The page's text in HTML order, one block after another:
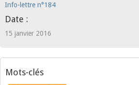
Info-lettre n°184
Date :
15 janvier 2016
Mots-clés